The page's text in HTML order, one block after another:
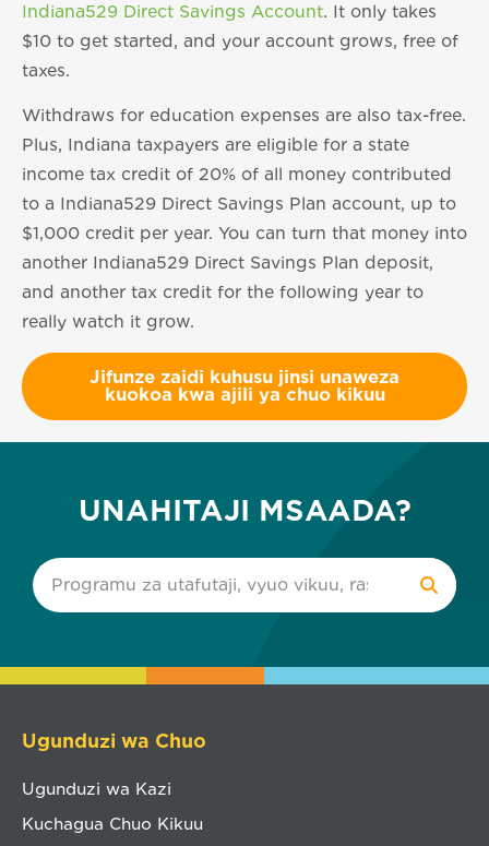
Indiana529 Direct Savings Account. It only takes
$10 to get started, and your account grows, free of
taxes.
Withdraws for education expenses are also tax-free.
Plus, Indiana taxpayers are eligible for a state
income tax credit of 20% of all money contributed
to a Indiana529 Direct Savings Plan account, up to
$1,000 credit per year. You can turn that money into
another Indiana529 Direct Savings Plan deposit,
and another tax credit for the following year to
really watch it grow.
Jifunze zaidi kuhusu jinsi unaweza
kuokoa kwa ajili ya chuo kikuu
UNAHITAJI MSAADA?
Ugunduzi wa Chuo
Ugunduzi wa Kazi
Kuchagua Chuo Kikuu